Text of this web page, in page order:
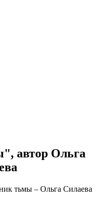
автор Ольга